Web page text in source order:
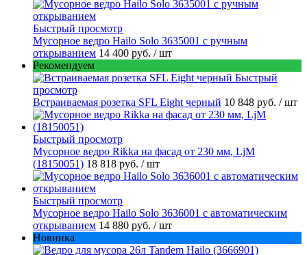
Быстрый просмотр
Мусорное ведро Hailo Solo 3635001 c ручным
открыванием 14 400 руб. / шт
Рекомендуем
Быстрый
просмотр
Встраиваемая розетка SFL Eight черный 10 848 руб. / шт
Быстрый просмотр
Мусорное ведро Rikka на фасад от 230 мм, LjM
(18150051) 18 818 руб. / шт
Быстрый просмотр
Мусорное ведро Hailo Solo 3636001 с автоматическим
открыванием 14 880 руб. / шт
Новинка